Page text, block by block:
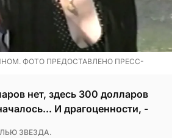
ФОТО ПРЕДОСТАВЛЕНО ПРЕСС-
нет, здесь 300 долларов
И драгоценности, -
ЗВЕЗДА.